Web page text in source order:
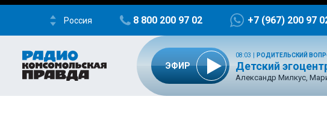
Россия 8 800 200 97 02 +7 (967) 200 97
ЭФИР
08:03 РОДИТЕЛЬСКИЙ
Детский
Александр Милкус,